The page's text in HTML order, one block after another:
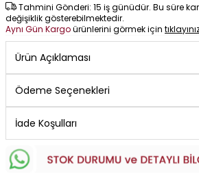
Tahmini Gönderi: 15 iş günüdür. Bu süre
değişiklik gösterebilmektedir.
Aynı Gün Kargoürünlerini görmek için
Ürün Açıklaması
Ödeme Seçenekleri
İade Koşulları